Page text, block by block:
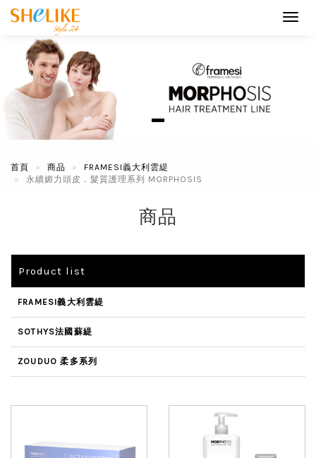
首頁 商品
FRAMESI義大利雲緹
永續媚力頭皮．髮質護理系列 MORPHOSIS
商品
Product list
FRAMESI義大利雲緹
SOTHYS法國蘇緹
ZOUDUO 柔多系列